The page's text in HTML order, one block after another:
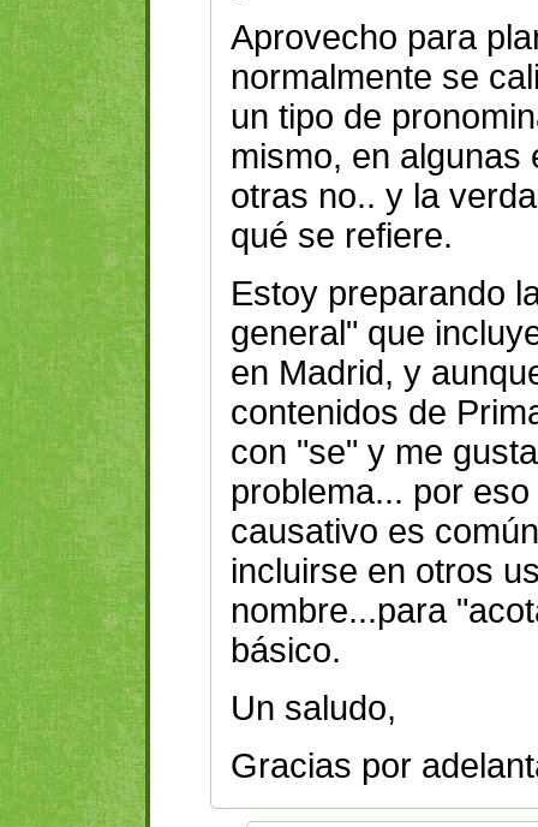
Aprovecho para
normalmente se
un tipo de
mismo, en algunas
otras no.. y la
qué se refiere.
Estoy preparando
general" que
en Madrid, y
contenidos de
con "se" y me
problema... por
causativo es
incluirse en otros
nombre...para
básico.
Un saludo,
Gracias por